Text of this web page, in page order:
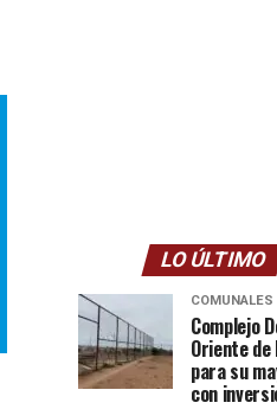
LO ÚLTIMO
COMUNALES
Complejo
Oriente
para su
con